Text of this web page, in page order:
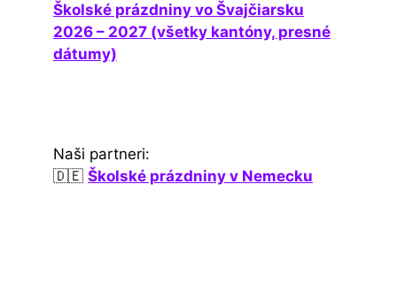
Školské prázdniny vo Švajčiarsku
2026 – 2027 (všetky kantóny, presné
dátumy)
Naši partneri:
🇩🇪 Školské prázdniny v Nemecku